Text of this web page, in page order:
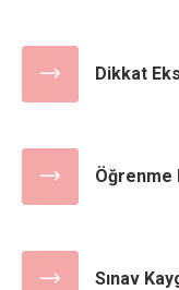
Dikkat
Öğrenme
Sınav